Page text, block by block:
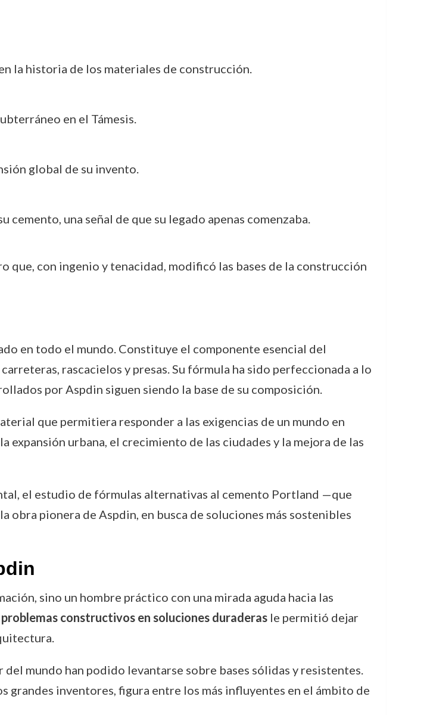
la historia de los materiales de construcción.
en el Támesis.
global de su invento.
una señal de que su legado apenas comenzaba.
con ingenio y tenacidad, modificó las bases de la construcción
en todo el mundo. Constituye el componente esencial del
rascacielos y presas. Su fórmula ha sido perfeccionada a lo
por Aspdin siguen siendo la base de su composición.
que permitiera responder a las exigencias de un mundo en
urbana, el crecimiento de las ciudades y la mejora de las
el estudio de fórmulas alternativas al cemento Portland —que
pionera de Aspdin, en busca de soluciones más sostenibles
sino un hombre práctico con una mirada aguda hacia las
constructivos en soluciones duraderasle permitió dejar
mundo han podido levantarse sobre bases sólidas y resistentes.
grandes inventores, figura entre los más influyentes en el ámbito de